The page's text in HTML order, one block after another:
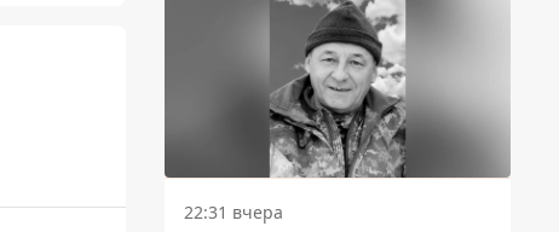
22:31 вчера